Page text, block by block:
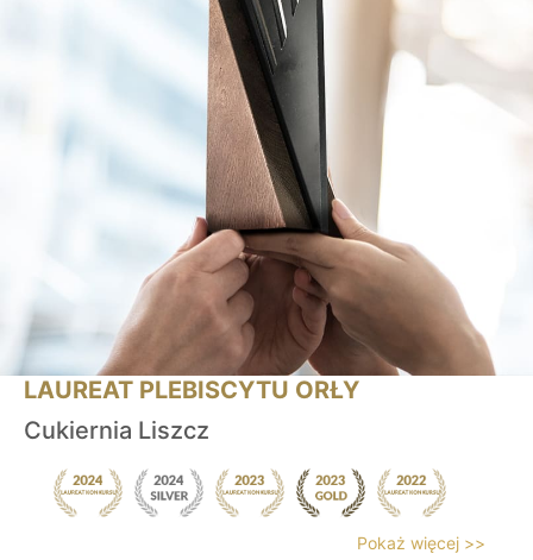
LAUREAT PLEBISCYTU ORŁY
Cukiernia Liszcz
Pokaż więcej >>